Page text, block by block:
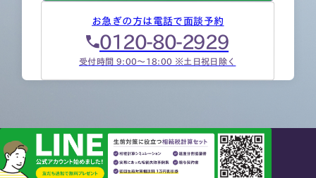
お急ぎの方は電話で面談予約
0120-80-2929
受付時間 9:00～18:00 ※土日祝日除く